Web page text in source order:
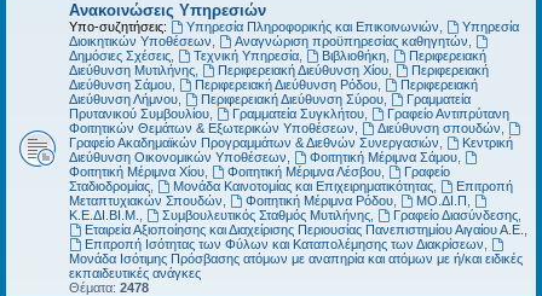
Ανακοινώσεις Υπηρεσιών
Υπο-συζητήσεις: Υπηρεσία Πληροφορικής και Επικοινωνιών
Υπηρεσία
Διοικητικών Υποθέσεων
Αναγνώριση προϋπηρεσίας καθηγητών
Δημόσιες Σχέσεις
Τεχνική Υπηρεσία, Βιβλιοθήκη,
Περιφερειακή
Διεύθυνση Μυτιλήνης
Περιφερειακή Διεύθυνση Χίου,
Περιφερειακή
Διεύθυνση Σάμου
Περιφερειακή Διεύθυνση Ρόδου,
Περιφερειακή
Διεύθυνση Λήμνου
Περιφερειακή Διεύθυνση Σύρου,
Γραμματεία
Πρυτανικού Συμβουλίου
Γραμματεία Συγκλήτου,
Γραφείο Αντιπρύτανη
Φοιτητικών Θεμάτων & Εξωτερικών Υποθέσεων
Διεύθυνση σπουδών
Γραφείο Ακαδημαϊκών Προγραμμάτων & Διεθνών Συνεργασιών
Κεντρική
Διεύθυνση Οικονομικών Υποθέσεων
Φοιτητική Μέριμνα Σάμου,
Φοιτητική Μέριμνα Χίου
Φοιτητική Μέριμνα Λέσβου,
Γραφείο
Σταδιοδρομίας
Μονάδα Καινοτομίας και Επιχειρηματικότητας,
Επιτροπή
Μεταπτυχιακών Σπουδών
Φοιτητική Μέριμνα Ρόδου, ΜΟ.ΔΙ.Π
Κ.Ε.ΔΙ.ΒΙ.Μ.
Συμβουλευτικός Σταθμός Μυτιλήνης, Γραφείο Διασύνδεσης,
Εταιρεία Αξιοποίησης και Διαχείρισης Περιουσίας Πανεπιστημίου Αιγαίου Α.Ε.
Επιτροπή Ισότητας των Φύλων και Καταπολέμησης των Διακρίσεων
Μονάδα Ισότιμης Πρόσβασης ατόμων με αναπηρία και ατόμων με ή/και ειδικές
εκπαιδευτικές ανάγκες
Θέματα: 2478